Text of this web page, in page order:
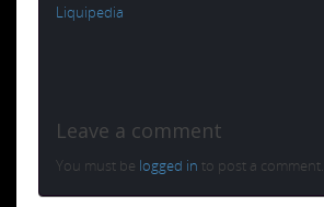
Liquipedia
Leave a comment
You must be logged in to post a comment.